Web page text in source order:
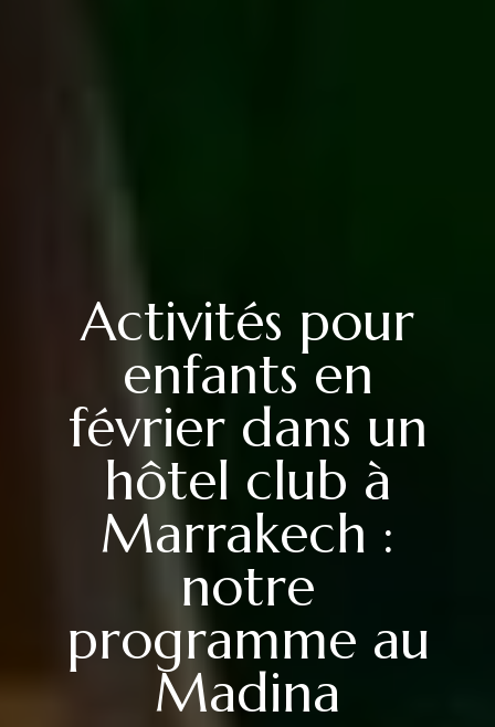
Activités pour
enfants en
février dans un
hôtel club à
Marrakech :
notre
programme au
Madina